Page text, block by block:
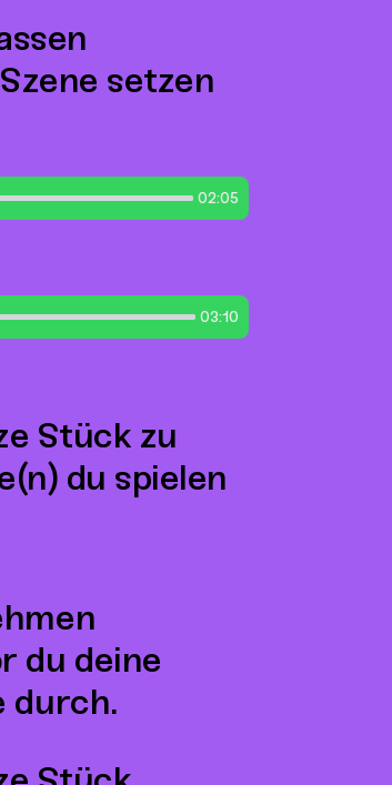
setzen
02:05
03:10
Stück zu
du spielen
du deine
durch.